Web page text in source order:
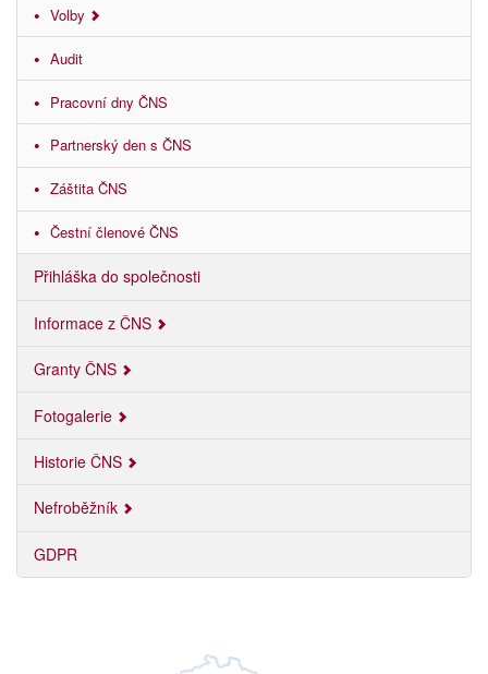
Volby
Audit
Pracovní dny ČNS
Partnerský den s ČNS
Záštita ČNS
Čestní členové ČNS
Přihláška do společnosti
Informace z ČNS
Granty ČNS
Fotogalerie
Historie ČNS
Nefroběžník
GDPR